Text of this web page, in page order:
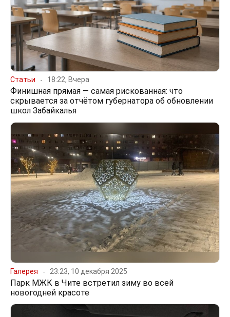
Статьи 18:22, Вчера
Финишная прямая — самая рискованная: что
скрывается за отчётом губернатора об обновлении
школ Забайкалья
Галерея 23:23, 10 декабря 2025
Парк МЖК в Чите встретил зиму во всей
новогодней красоте